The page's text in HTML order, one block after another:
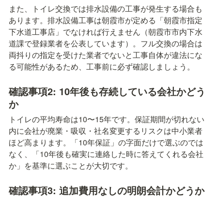
また、トイレ交換では排水設備の工事が発生する場合も
あります。排水設備工事は朝霞市が定める「朝霞市指定
下水道工事店」でなければ行えません（朝霞市市内下水
道課で登録業者を公表しています）。フル交換の場合は
両抖りの指定を受けた業者でないと工事自体が違法にな
る可能性があるため、工事前に必ず確認しましょう。
確認事項2: 10年後も存続している会社かどう
か
トイレの平均寿命は10〜15年です。保証期間が切れない
内に会社が廃業・吸収・社名変更するリスクは中小業者
ほど高まります。「10年保証」の字面だけで選ぶのでは
なく、「10年後も確実に連絡した時に答えてくれる会社
か」を基準に選ぶことが大切です。
確認事項3: 追加費用なしの明朗会計かどうか